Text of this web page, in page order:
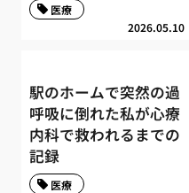
2026.05.10
医療
駅のホームで突然の過
呼吸に倒れた私が心療
内科で救われるまでの
記録
医療